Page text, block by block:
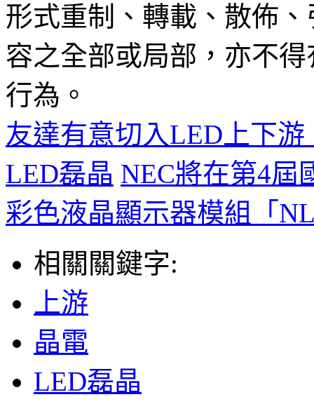
形式重制、轉載、散佈
容之全部或局部，亦不
行為。
友達有意切入LED上下
LED磊晶 NEC將在第4屆
彩色液晶顯示器模組「
相關關鍵字:
上游
晶電
LED磊晶